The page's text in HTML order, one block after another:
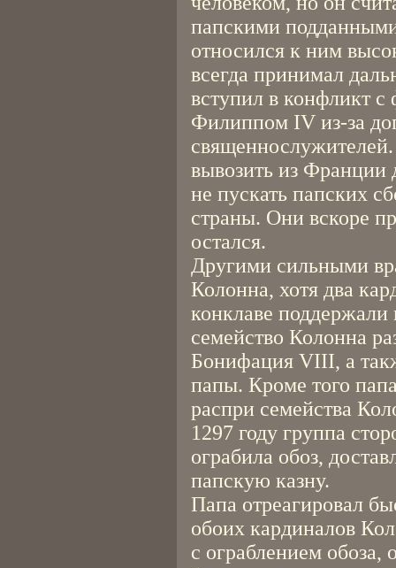
папскими
относился к ним
всегда принимал
вступил в конфликт
Филиппом IV из-за
священнослужителей.
вывозить из Франции
не пускать папских
страны. Они вскоре
остался.
Другими сильными
Колонна, хотя два
конклаве поддержали
семейство Колонна
Бонифация VIII, а
папы. Кроме того
распри семейства
1297 году группа
ограбила обоз,
папскую казну.
Папа отреагировал
обоих кардиналов
с ограблением обоза,